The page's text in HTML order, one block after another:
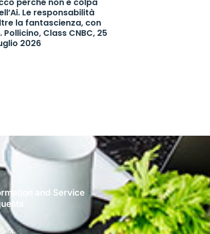
Le responsabilità
la fantascienza, con
Pollicino, Class CNBC, 25
2026
and Service